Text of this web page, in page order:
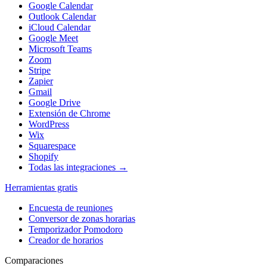
Google Calendar
Outlook Calendar
iCloud Calendar
Google Meet
Microsoft Teams
Zoom
Stripe
Zapier
Gmail
Google Drive
Extensión de Chrome
WordPress
Wix
Squarespace
Shopify
Todas las integraciones →
Herramientas gratis
Encuesta de reuniones
Conversor de zonas horarias
Temporizador Pomodoro
Creador de horarios
Comparaciones